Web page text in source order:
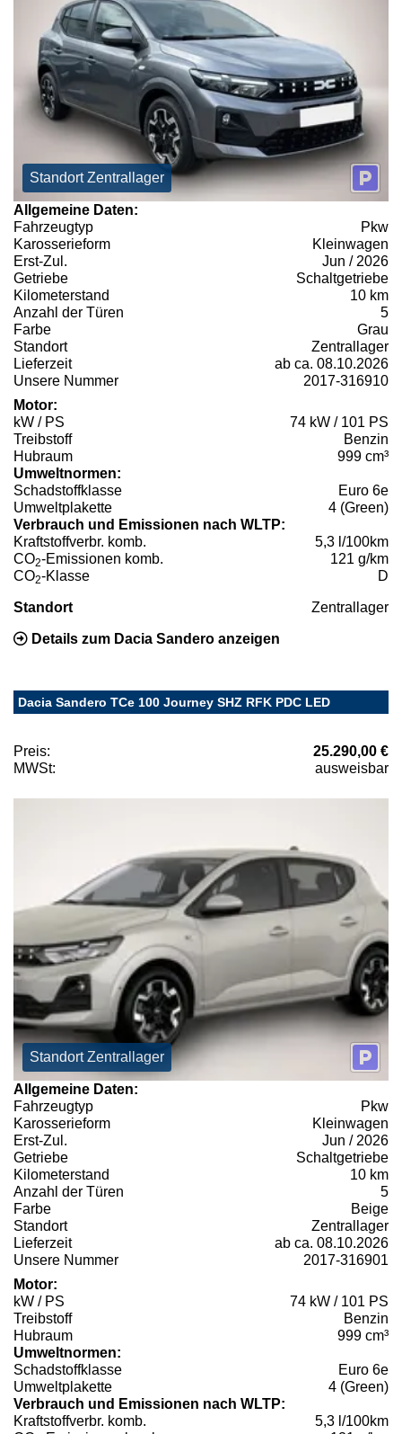
Standort Zentrallager
Allgemeine Daten:
Fahrzeugtyp
Pkw
Karosserieform
Kleinwagen
Erst-Zul.
Jun / 2026
Getriebe
Schaltgetriebe
Kilometerstand
10 km
Anzahl der Türen
5
Farbe
Grau
Standort
Zentrallager
Lieferzeit
ab ca. 08.10.2026
Unsere Nummer
2017-316910
Motor:
kW / PS
74 kW / 101 PS
Treibstoff
Benzin
Hubraum
999 cm³
Umweltnormen:
Schadstoffklasse
Euro 6e
Umweltplakette
4 (Green)
Verbrauch und Emissionen nach WLTP:
Kraftstoffverbr. komb.
5,3 l/100km
CO2-Emissionen komb.
121 g/km
CO2-Klasse D
Standort Zentrallager
Details zum Dacia Sandero anzeigen
Dacia Sandero TCe 100 Journey SHZ RFK PDC LED
Preis:
25.290,00 €
MWSt:
ausweisbar
Standort Zentrallager
Allgemeine Daten:
Fahrzeugtyp
Pkw
Karosserieform
Kleinwagen
Erst-Zul.
Jun / 2026
Getriebe
Schaltgetriebe
Kilometerstand
10 km
Anzahl der Türen
5
Farbe
Beige
Standort
Zentrallager
Lieferzeit
ab ca. 08.10.2026
Unsere Nummer
2017-316901
Motor:
kW / PS
74 kW / 101 PS
Treibstoff
Benzin
Hubraum
999 cm³
Umweltnormen:
Schadstoffklasse
Euro 6e
Umweltplakette
4 (Green)
Verbrauch und Emissionen nach WLTP:
Kraftstoffverbr. komb.
5,3 l/100km